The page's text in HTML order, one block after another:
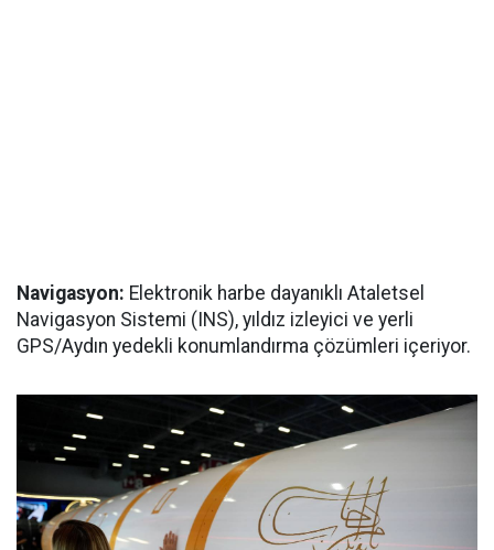
Navigasyon: Elektronik harbe dayanıklı Ataletsel
Navigasyon Sistemi (INS), yıldız izleyici ve yerli
GPS/Aydın yedekli konumlandırma çözümleri içeriyor.